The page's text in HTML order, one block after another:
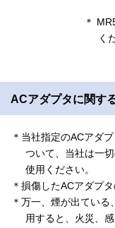
＊
く
ACアダプタに関す
＊当社指定のACアダ
ついて、当社は一
使用ください。
＊損傷したACアダプ
＊万一、煙が出てい
用すると、火災、